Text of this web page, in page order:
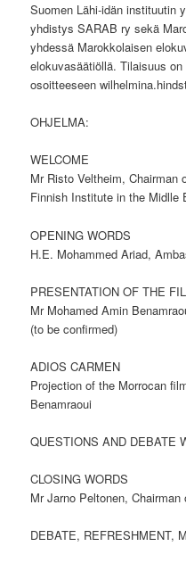
Suomen Lähi-idän instituutin
yhdistys SARAB ry sekä
yhdessä Marokkolaisen
elokuvasäätiöllä. Tilaisuus
osoitteeseen
OHJELMA:
WELCOME
Mr Risto Veltheim, Chairman
Finnish Institute in the Midlle
OPENING WORDS
H.E. Mohammed Ariad,
PRESENTATION OF THE
Mr Mohamed Amin
(to be confirmed)
ADIOS CARMEN
Projection of the Morrocan
Benamraoui
QUESTIONS AND DEBATE
CLOSING WORDS
Mr Jarno Peltonen,
DEBATE, REFRESHMENT,